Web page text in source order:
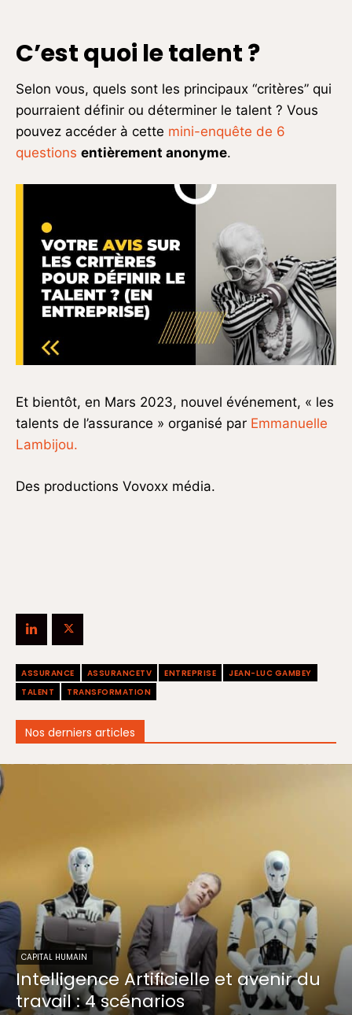
C’est quoi le talent ?
Selon vous, quels sont les principaux “critères” qui
pourraient définir ou déterminer le talent ? Vous
pouvez accéder à cette mini-enquête de 6
questions entièrement anonyme.
Et bientôt, en Mars 2023, nouvel événement, « les
talents de l’assurance » organisé par Emmanuelle
Lambijou.
Des productions Vovoxx média.
ASSURANCE ASSURANCETV ENTREPRISE
JEAN-LUC GAMBEY
TALENT
TRANSFORMATION
Nos derniers articles
CAPITAL HUMAIN
Intelligence Artificielle et avenir du
travail : 4 scénarios